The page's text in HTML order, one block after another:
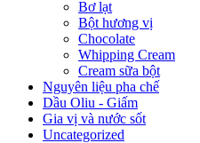
Bơ lạt
Bột hương vị
Chocolate
Whipping Cream
Cream sữa bột
Nguyên liệu pha chế
Dầu Oliu - Giấm
Gia vị và nước sốt
Uncategorized